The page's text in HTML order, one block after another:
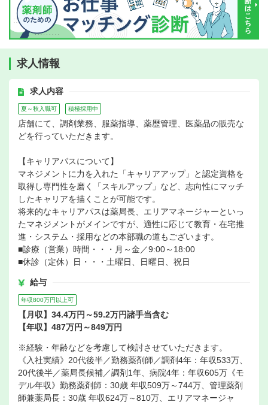
求人情報
求人内容
夏～秋入職可 積極採用中
店舗にて、調剤業務、服薬指導、薬歴管理、医薬品の販売な
どを行っていただきます。
【キャリアパスについて】
マネジメントに力を入れた「キャリアアップ」と認定資格を
取得し専門性を磨く「スキルアップ」など、志向性にマッチ
したキャリアを描くことが可能です。
将来的なキャリアパスは薬局長、エリアマネージャーといっ
たマネジメントがメインですが、適性に応じて教育・在宅推
進・システム・採用などの本部職の道もございます。
■診療（営業）時間・・・月～金／9:00～18:00
■休診（定休）日・・・土曜日、日曜日、祝日
給与
年収800万円以上可
【月収】34.4万円～59.2万円諸手当含む
【年収】487万円～849万円
※経験・年齢などを考慮して検討させていただきます。
《入社実績》20代後半／勤務薬剤師／調剤4年：年収533万、
20代後半／薬局長候補／調剤1年、病院4年：年収605万《モ
デル年収》勤務薬剤師：30歳 年収509万～744万、管理薬剤
師兼薬局長：30歳 年収624万～810万、エリアマネージャ